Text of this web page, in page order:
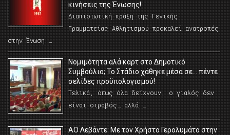
κινήσεις της Ένωσης!
Διαπιστωτική πράξη της Γενικής
Γραμματείας Αθλητισμού προκαλεί ανατροπές
στην Ένωση …
Νομιμότητα αλά καρτ στο Δημοτικό
Συμβούλιο; Το Στάδιο χάθηκε μέσα σε… πέντε
σελίδες προϋπολογισμού!
Τελικά, όπως όλα δείχνουν, ο γιαλός δεν
είναι στραβός… αλλά …
ΑΟ Λεβάντε: Με τον Χρήστο Γερολυμάτο στην